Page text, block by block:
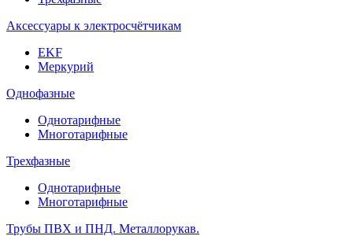
Аксессуары к электросчётчикам
EKF
Меркурий
Однофазные
Однотарифные
Многотарифные
Трехфазные
Однотарифные
Многотарифные
Трубы ПВХ и ПНД. Металлорукав.